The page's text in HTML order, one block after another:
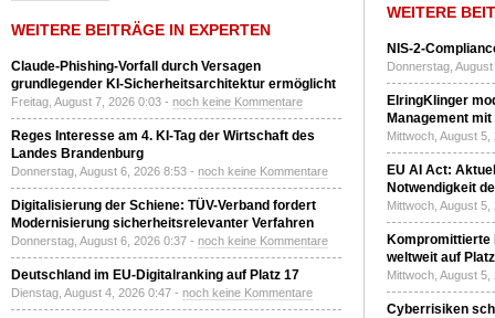
WEITERE BEITRÄGE IN EXPERTEN
Claude-Phishing-Vorfall durch Versagen
grundlegender KI-Sicherheitsarchitektur ermöglicht
Freitag, August 7, 2026 0:03 - noch keine Kommentare
Reges Interesse am 4. KI-Tag der Wirtschaft des
Landes Brandenburg
Donnerstag, August 6, 2026 8:53 - noch keine Kommentare
Digitalisierung der Schiene: TÜV-Verband fordert
Modernisierung sicherheitsrelevanter Verfahren
Donnerstag, August 6, 2026 0:37 - noch keine Kommentare
Deutschland im EU-Digitalranking auf Platz 17
Dienstag, August 4, 2026 0:47 - noch keine Kommentare
WEITERE
NIS-2-
Donnerstag,
ElringKlinger
Management
Mittwoch, August
EU AI Act:
Notwendigkeit
Mittwoch, August
Kompromittierte
weltweit auf
Mittwoch, August
Cyberrisiken